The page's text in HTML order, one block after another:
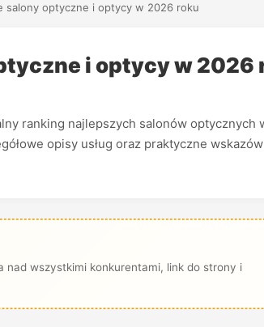
salony optyczne i optycy w 2026 roku
i optycy w 2026
ranking najlepszych salonów
opisy usług oraz praktyczne
wszystkimi konkurentami, link do strony i